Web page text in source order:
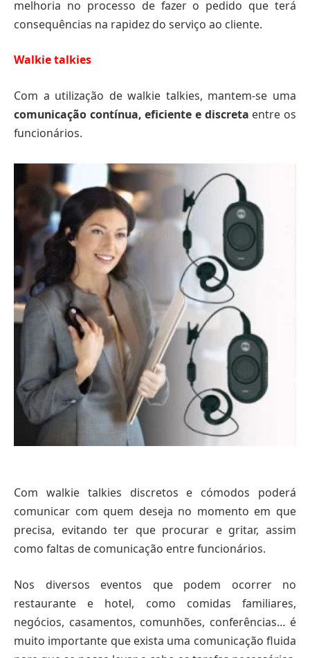
melhoria no processo de fazer o pedido que terá
consequências na rapidez do serviço ao cliente.
Walkie talkies
Com a utilização de walkie talkies, mantem-se uma
comunicação contínua, eficiente e discreta entre os
funcionários.
Com walkie talkies discretos e cómodos poderá
comunicar com quem deseja no momento em que
precisa, evitando ter que procurar e gritar, assim
como faltas de comunicação entre funcionários.
Nos diversos eventos que podem ocorrer no
restaurante e hotel, como comidas familiares,
negócios, casamentos, comunhões, conferências… é
muito importante que exista uma comunicação fluida